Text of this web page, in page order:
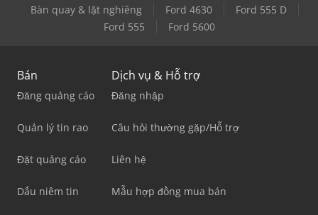
Bàn quay & lật nghiêng
Ford 4630
Ford 555 D
Ford 555
Ford 5600
Bán
Đăng quảng cáo
Quản lý tin rao
Đặt quảng cáo
Dấu niêm tin
Dịch vụ & Hỗ trợ
Đăng nhập
Câu hỏi thường gặp/Hỗ trợ
Liên hệ
Mẫu hợp đồng mua bán